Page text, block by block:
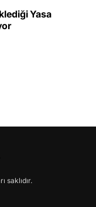
Yasa
saklıdır.